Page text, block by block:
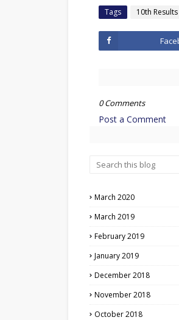
Tags 10th
0 Comments
Post a Comment
March 2020
March 2019
February 2019
January 2019
December 2018
November 2018
October 2018